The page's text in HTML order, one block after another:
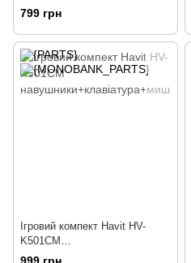
799 грн
Ігровий компект Havit HV-
K501CM
навушники+клавіатура+мишка